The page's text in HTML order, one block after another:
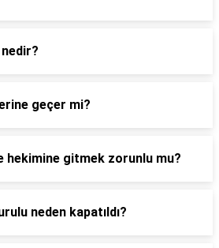
geçer mi?
hekimine gitmek zorunlu mu?
neden kapatıldı?